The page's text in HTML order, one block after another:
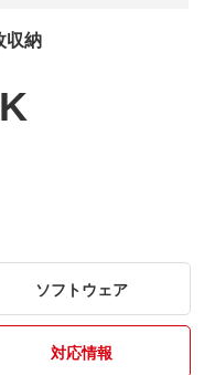
納
ソフトウェア
対応情報